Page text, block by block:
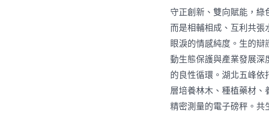
守正創新、雙向賦能，綠
而是相輔相成、互利共
眼淚的情感純度。生的辯
動生態保護與產業發展深
的良性循環。湖北五峰依
層培養林木、種植藥材、
精密測量的電子磅秤。